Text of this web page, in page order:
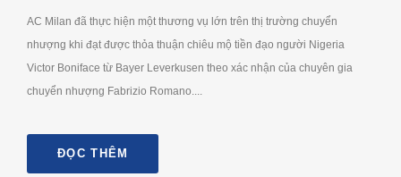
AC Milan đã thực hiện một thương vụ lớn trên thị trường chuyển
nhượng khi đạt được thỏa thuận chiêu mộ tiền đạo người Nigeria
Victor Boniface từ Bayer Leverkusen theo xác nhận của chuyên gia
chuyển nhượng Fabrizio Romano....
ĐỌC THÊM